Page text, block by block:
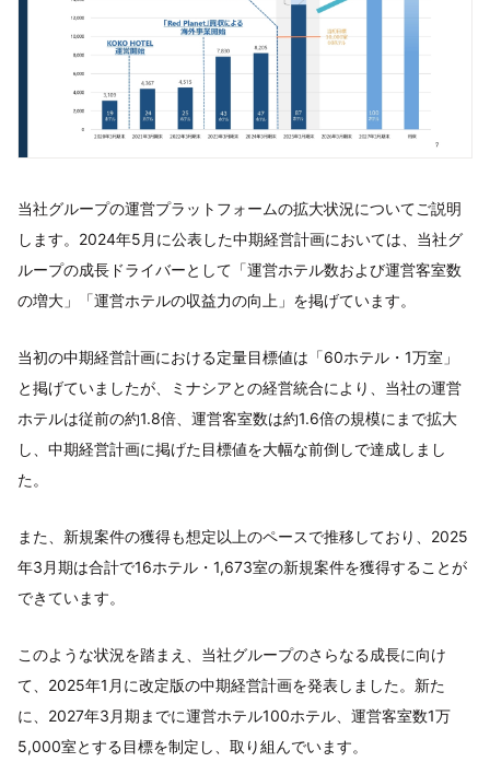
当社グループの運営プラットフォームの拡大状況についてご説明
します。2024年5月に公表した中期経営計画においては、当社グ
ループの成長ドライバーとして「運営ホテル数および運営客室数
の増大」「運営ホテルの収益力の向上」を掲げています。
当初の中期経営計画における定量目標値は「60ホテル・1万室」
と掲げていましたが、ミナシアとの経営統合により、当社の運営
ホテルは従前の約1.8倍、運営客室数は約1.6倍の規模にまで拡大
し、中期経営計画に掲げた目標値を大幅な前倒しで達成しまし
た。
また、新規案件の獲得も想定以上のペースで推移しており、2025
年3月期は合計で16ホテル・1,673室の新規案件を獲得することが
できています。
このような状況を踏まえ、当社グループのさらなる成長に向け
て、2025年1月に改定版の中期経営計画を発表しました。新た
に、2027年3月期までに運営ホテル100ホテル、運営客室数1万
5,000室とする目標を制定し、取り組んでいます。